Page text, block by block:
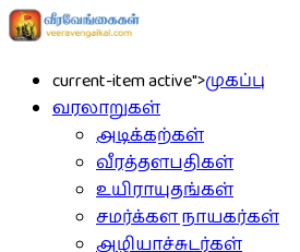
current-item active">முகப்பு
வரலாறுகள்
அடிக்கற்கள்
வீரத்தளபதிகள்
உயிராயுதங்கள்
சமர்க்கள நாயகர்கள்
அழியாச்சுடர்கள்